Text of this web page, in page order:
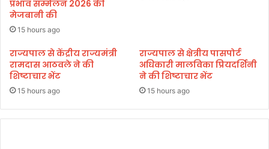
र्दे
श
,
स्थ्य
आ
यु
क्त
ना
प्रभाव सम्मेलन 2026 की
मेजबानी की
15 hours ago
राज्यपाल से केंद्रीय राज्यमंत्री
रामदास आठवले ने की
शिष्टाचार भेंट
15 hours ago
राज्यपाल से क्षेत्रीय पासपोर्ट
अधिकारी मालविका प्रियदर्शिनी
ने की शिष्टाचार भेंट
15 hours ago